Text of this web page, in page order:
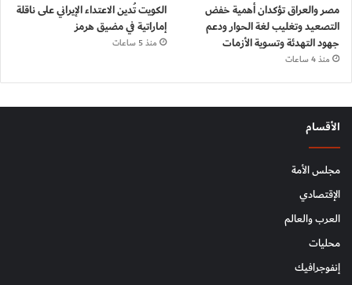
مصر والعراق تؤكدان أهمية خفض
التصعيد وتغليب لغة الحوار ودعم
جهود التهدئة وتسوية الأزمات
منذ 4 ساعات
الكويت تُدين الاعتداء الإيراني على ناقلة
إماراتية في مضيق هرمز
منذ 5 ساعات
الأقسام
مجلس الأمة
الإقتصادي
العرب والعالم
محليات
إنفوجرافيك